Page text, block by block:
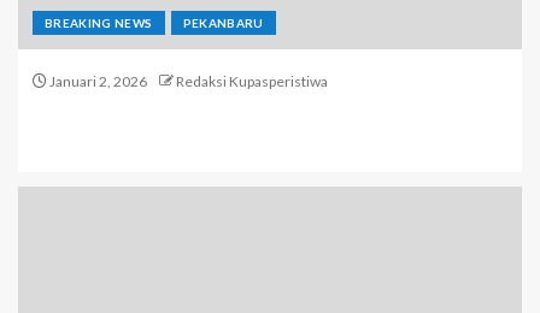
BREAKING NEWS PEKANBARU
Januari 2, 2026 Redaksi Kupasperistiwa